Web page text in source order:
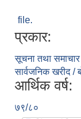
file.
प्रकार:
सूचना तथा समाचार
सार्वजनिक खरीद /
आर्थिक वर्ष:
७९/८०